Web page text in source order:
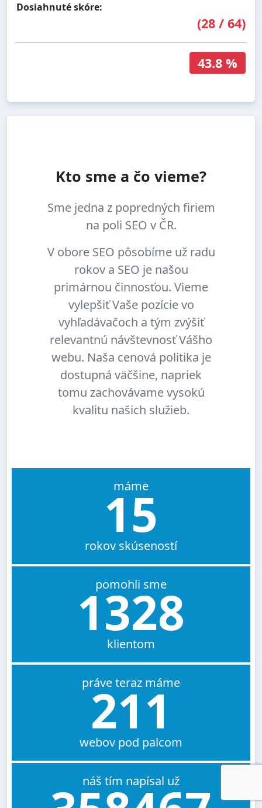
Dosiahnuté skóre:
(28 / 64)
43.8 %
Kto sme a čo vieme?
Sme jedna z popredných firiem
na poli SEO v ČR.
V obore SEO pôsobíme už radu
rokov a SEO je našou
primárnou činnosťou. Vieme
vylepšiť Vaše pozície vo
vyhľadávačoch a tým zvýšiť
relevantnú návštevnosť Vášho
webu. Naša cenová politika je
dostupná väčšine, napriek
tomu zachovávame vysokú
kvalitu našich služieb.
máme
15
rokov skúseností
pomohli sme
1328
klientom
práve teraz máme
211
webov pod palcom
náš tím napísal už